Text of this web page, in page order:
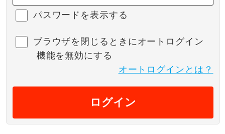
パスワードを表示する
ブラウザを閉じるときにオートログイン
機能を無効にする
オートログインとは？
ログイン